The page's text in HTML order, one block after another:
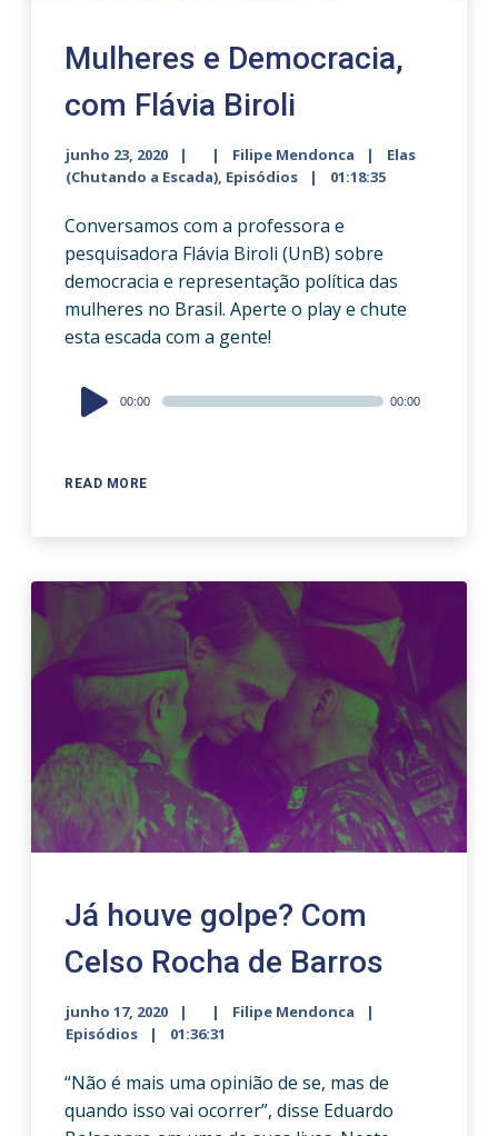
Mulheres e Democracia,
com Flávia Biroli
junho 23, 2020 Filipe Mendonca
Elas
(Chutando a Escada), Episódios 01:18:35
Conversamos com a professora e
pesquisadora Flávia Biroli (UnB) sobre
democracia e representação política das
mulheres no Brasil. Aperte o play e chute
esta escada com a gente!
READ MORE
Audio
Player
00:00 00:00
Já houve golpe? Com
Celso Rocha de Barros
junho 17, 2020
Filipe Mendonca
Episódios
01:36:31
“Não é mais uma opinião de se, mas de
quando isso vai ocorrer”, disse Eduardo